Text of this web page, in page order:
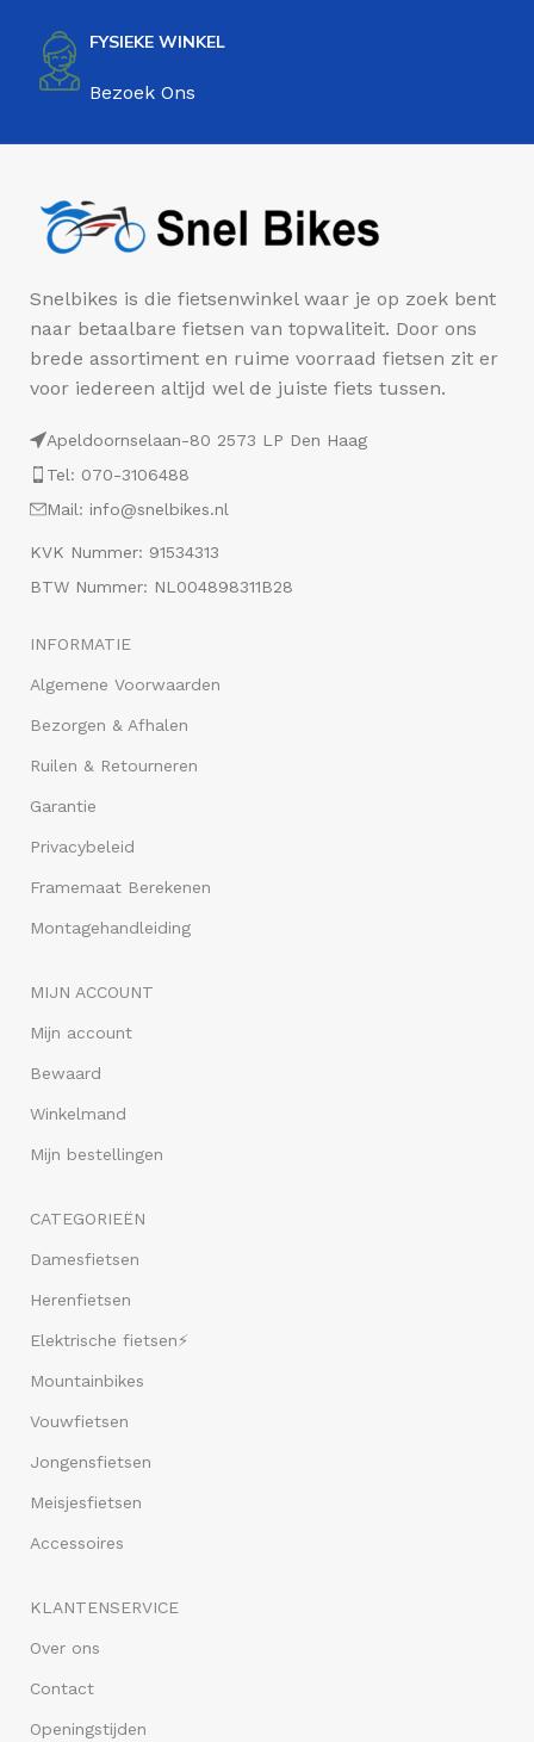
FYSIEKE WINKEL
Bezoek Ons
Snelbikes is die fietsenwinkel waar je op zoek bent
naar betaalbare fietsen van topwaliteit. Door ons
brede assortiment en ruime voorraad fietsen zit er
voor iedereen altijd wel de juiste fiets tussen.
Apeldoornselaan-80 2573 LP Den Haag
Tel: 070-3106488
Mail: info@snelbikes.nl
KVK Nummer: 91534313
BTW Nummer: NL004898311B28
INFORMATIE
Algemene Voorwaarden
Bezorgen & Afhalen
Ruilen & Retourneren
Garantie
Privacybeleid
Framemaat Berekenen
Montagehandleiding
MIJN ACCOUNT
Mijn account
Bewaard
Winkelmand
Mijn bestellingen
CATEGORIEËN
Damesfietsen
Herenfietsen
Elektrische fietsen⚡
Mountainbikes
Vouwfietsen
Jongensfietsen
Meisjesfietsen
Accessoires
KLANTENSERVICE
Over ons
Contact
Openingstijden